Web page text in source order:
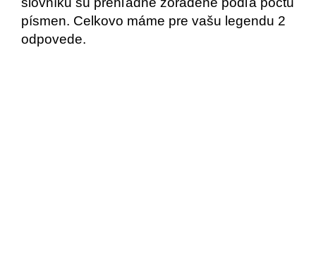
písmen. Celkovo máme pre vašu legendu 2
odpovede.